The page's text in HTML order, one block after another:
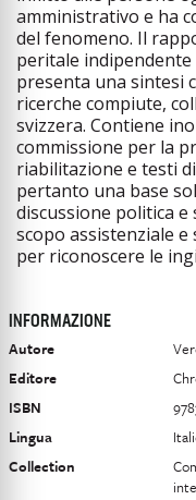
amministrativo e ha
del fenomeno. Il
peritale
presenta una sintesi
ricerche compiute,
svizzera. Contiene
commissione per la
riabilitazione e testi
pertanto una base
discussione politica
scopo assistenziale
per riconoscere le
INFORMAZIONE
Autore
Editore
ISBN
Lingua
Collection